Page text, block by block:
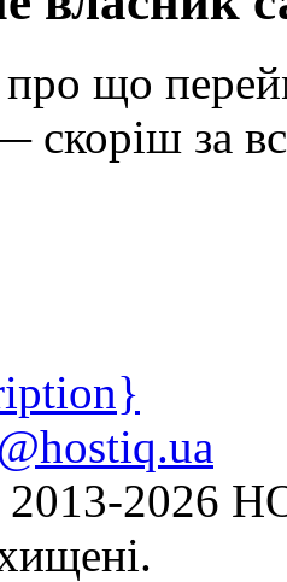
що
скоріш за
2026